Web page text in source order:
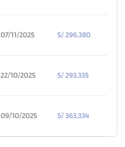
07/11/2025 S/ 296,380
22/10/2025 S/ 293,335
09/10/2025 S/ 363,334